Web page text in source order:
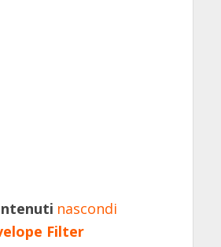
nascondi
Filter